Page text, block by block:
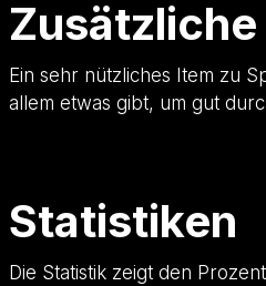
Ein sehr nützliches Item zu
allem etwas gibt, um gut
Statistiken
Die Statistik zeigt den